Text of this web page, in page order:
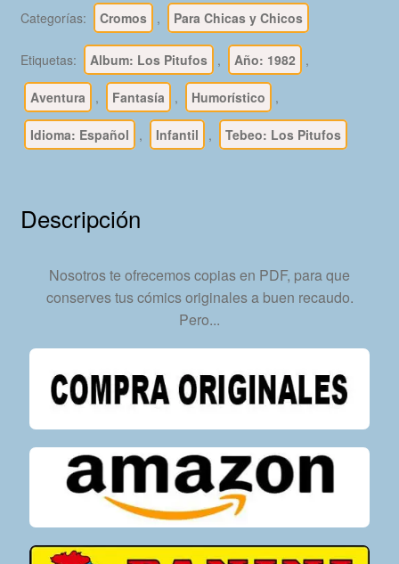
Colección
Completa
180
Cromos
–
Álbum
En
Formato
Descarga
Categorías: Cromos , Para Chicas y Chicos
Etiquetas: Album: Los Pitufos , Año: 1982 ,
Aventura , Fantasía , Humorístico ,
Idioma: Español , Infantil , Tebeo: Los Pitufos
Descripción
Nosotros te ofrecemos copias en PDF, para que
conserves tus cómics originales a buen recaudo.
Pero...